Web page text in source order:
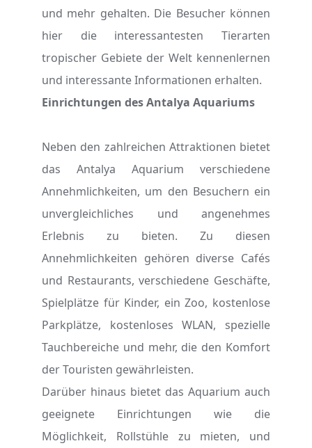
und mehr gehalten. Die Besucher können
hier die interessantesten Tierarten
tropischer Gebiete der Welt kennenlernen
und interessante Informationen erhalten.
Einrichtungen des Antalya Aquariums
Neben den zahlreichen Attraktionen bietet
das Antalya Aquarium verschiedene
Annehmlichkeiten, um den Besuchern ein
unvergleichliches und angenehmes
Erlebnis zu bieten. Zu diesen
Annehmlichkeiten gehören diverse Cafés
und Restaurants, verschiedene Geschäfte,
Spielplätze für Kinder, ein Zoo, kostenlose
Parkplätze, kostenloses WLAN, spezielle
Tauchbereiche und mehr, die den Komfort
der Touristen gewährleisten.
Darüber hinaus bietet das Aquarium auch
geeignete Einrichtungen wie die
Möglichkeit, Rollstühle zu mieten, und